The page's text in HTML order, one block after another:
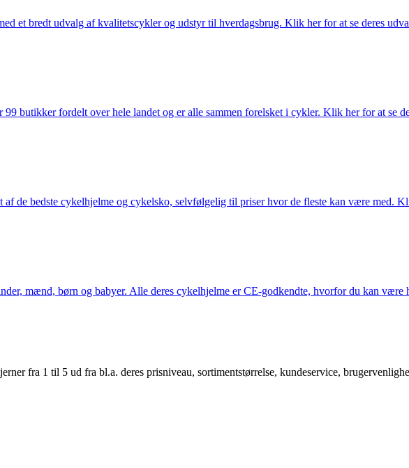
et bredt udvalg af kvalitetscykler og udstyr til hverdagsbrug. Klik her for at se deres
butikker fordelt over hele landet og er alle sammen forelsket i cykler. Klik her for at se
de bedste cykelhjelme og cykelsko, selvfølgelig til priser hvor de fleste kan være med.
mænd, børn og babyer. Alle deres cykelhjelme er CE-godkendte, hvorfor du kan være
fra 1 til 5 ud fra bl.a. deres prisniveau, sortimentstørrelse, kundeservice,